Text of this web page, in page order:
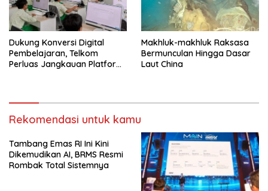
Dukung Konversi Digital
Pembelajaran, Telkom
Perluas Jangkauan Platform
Makhluk-makhluk Raksasa
Bermunculan Hingga Dasar
Laut China
Rekomendasi untuk kamu
Tambang Emas RI Ini Kini
Dikemudikan AI, BRMS Resmi
Rombak Total Sistemnya